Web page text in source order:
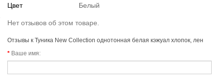
Цвет
Белый
Нет отзывов об этом товаре.
Отзывы к Туника New Collection однотонная белая кэжуал хлопок, лен
Ваше имя: